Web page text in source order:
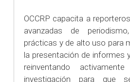
OCCRP capacita a
avanzadas de
prácticas y de alto uso para
la presentación de informes
reinventando
investigación para que